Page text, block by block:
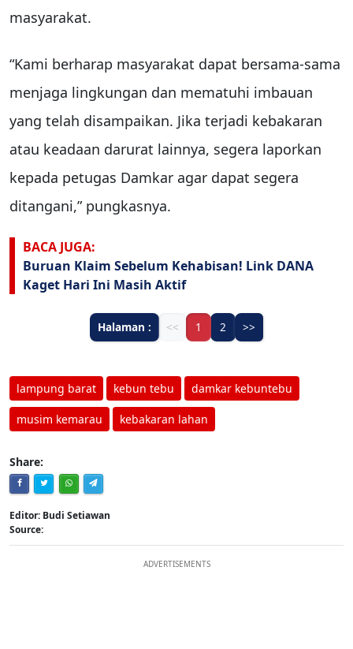
masyarakat.
“Kami berharap masyarakat dapat bersama-sama
menjaga lingkungan dan mematuhi imbauan
yang telah disampaikan. Jika terjadi kebakaran
atau keadaan darurat lainnya, segera laporkan
kepada petugas Damkar agar dapat segera
ditangani,” pungkasnya.
BACA JUGA:
Buruan Klaim Sebelum Kehabisan! Link DANA
Kaget Hari Ini Masih Aktif
Halaman : << 1 2 >>
lampung barat kebun tebu damkar kebuntebu
musim kemarau kebakaran lahan
Share:
Editor: Budi Setiawan
Source:
ADVERTISEMENTS